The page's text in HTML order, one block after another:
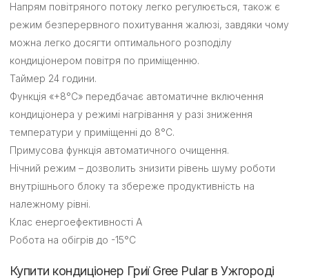
Напрям повітряного потоку легко регулюється, також є
режим безперервного похитування жалюзі, завдяки чому
можна легко досягти оптимального розподілу
кондиціонером повітря по приміщенню.
Таймер 24 години.
Функція «+8°С» передбачає автоматичне включення
кондиціонера у режимі нагрівання у разі зниження
температури у приміщенні до 8°C.
Примусова функція автоматичного очищення.
Нічний режим – дозволить знизити рівень шуму роботи
внутрішнього блоку та збереже продуктивність на
належному рівні.
Клас енергоефективності А
Робота на обігрів до -15°С
Купити кондиціонер Гриї Gree Pular в Ужгороді